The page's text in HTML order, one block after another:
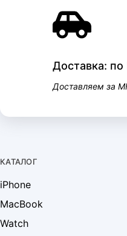
Доставка:
Доставляем за
КАТАЛОГ
iPhone
MacBook
Watch